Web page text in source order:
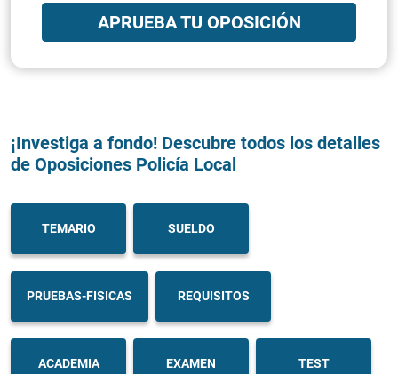
APRUEBA TU OPOSICIÓN
¡Investiga a fondo! Descubre todos los detalles
de Oposiciones Policía Local
TEMARIO SUELDO
PRUEBAS-FISICAS REQUISITOS
ACADEMIA EXAMEN TEST